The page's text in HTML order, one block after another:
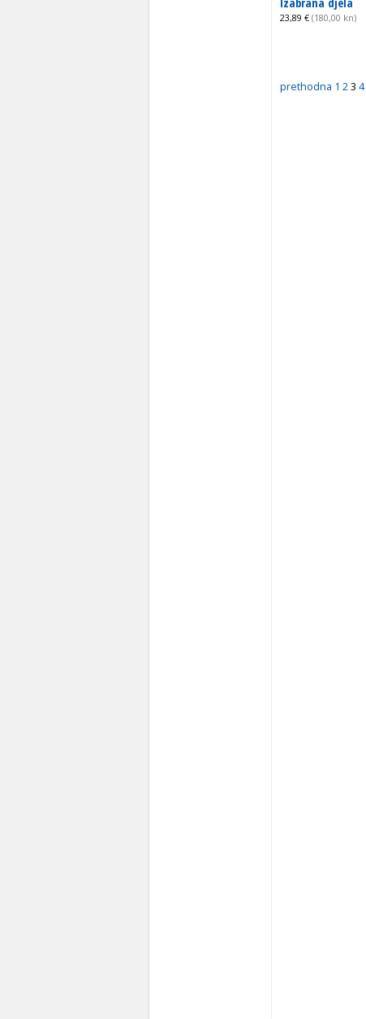
23,89 € (180,00 kn)
prethodna 1 23 4